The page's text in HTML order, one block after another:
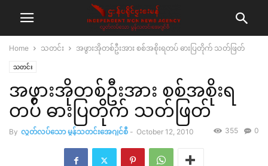
Home သတင်း အဖွားအိုတစ်ဦးအား စစ်အစိုးရတပ် ဓားပြတိုက် သတ်ဖြတ်
သတင်း
အဖွားအိုတစ်ဦးအား စစ်အစိုးရ
တပ် ဓားပြတိုက် သတ်ဖြတ်
By လွတ်လပ်သော မွန်သတင်းအေဂျင်စီ - October 12, 2010 0
355